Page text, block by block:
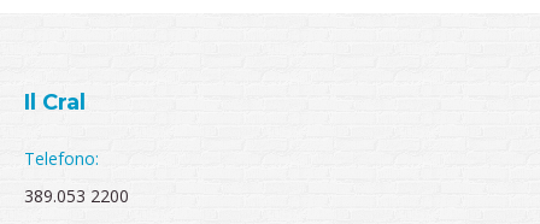
Il Cral
Telefono:
389.053 2200